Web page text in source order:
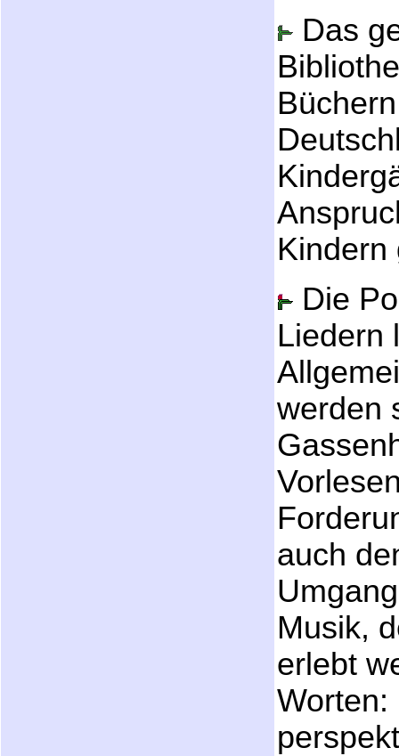
Das
Kindern
Die
Liedern
werden
auch
Musik,
erlebt
Worten: